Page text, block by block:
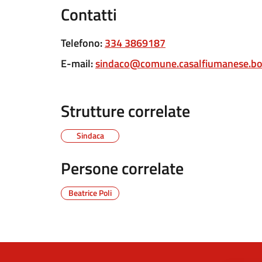
Contatti
Telefono:334 3869187
E-mail:
Strutture correlate
Sindaca
Persone correlate
Beatrice Poli